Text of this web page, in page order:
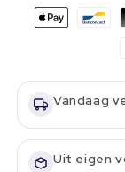
Groen
-
-
140x185
Bronte
by
-
-
Vandaag
Uit eigen